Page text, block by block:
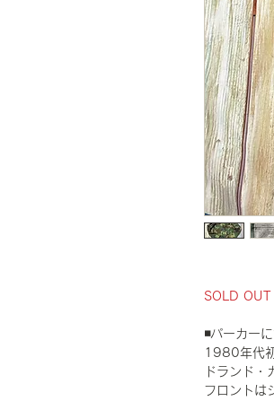
SOLD OUT
◾️パーカー
1980年代
ドランド・
フロントは